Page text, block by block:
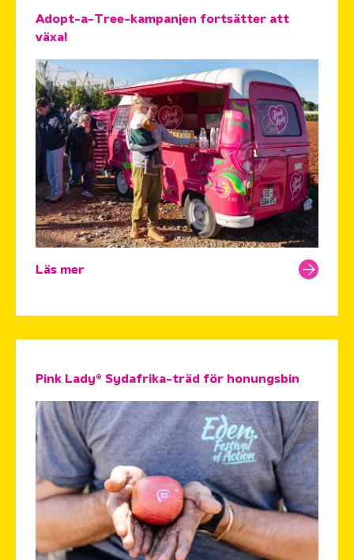
Adopt-a-Tree-kampanjen fortsätter att
växa!
Läs mer
Pink Lady® Sydafrika-träd för honungsbin